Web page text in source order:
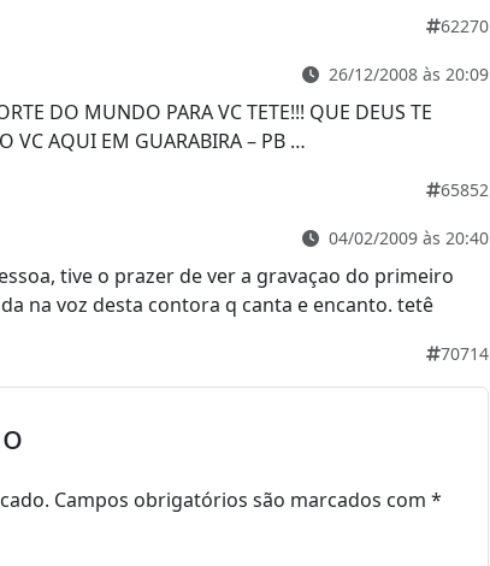
62270
26/12/2008 às 20:09
DO MUNDO PARA VC TETE!!! QUE DEUS TE
VC AQUI EM GUARABIRA – PB …
65852
04/02/2009 às 20:40
tive o prazer de ver a gravaçao do primeiro
na voz desta contora q canta e encanto. tetê
70714
Campos obrigatórios são marcados com *